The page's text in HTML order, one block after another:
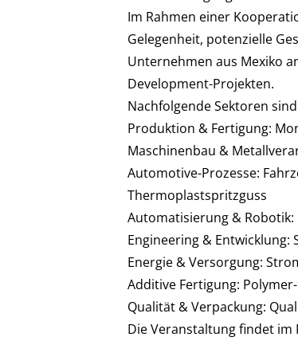
Im Rahmen einer
Gelegenheit, potenzielle
Unternehmen aus Mexiko
Development-Projekten.
Nachfolgende Sektoren
Produktion & Fertigung:
Maschinenbau &
Automotive-Prozesse:
Thermoplastspritzguss
Automatisierung & Robotik:
Engineering &
Energie & Versorgung:
Additive Fertigung:
Qualität & Verpackung:
Die Veranstaltung findet im